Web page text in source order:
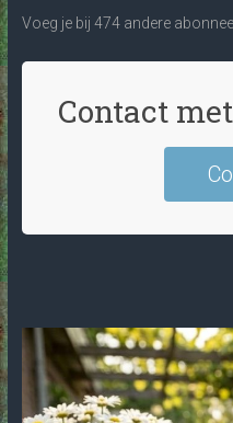
Voeg je bij 474 andere
Contact